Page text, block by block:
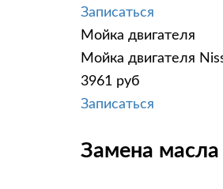
Записаться
Мойка двигателя
Мойка двигателя
3961 руб
Записаться
Замена